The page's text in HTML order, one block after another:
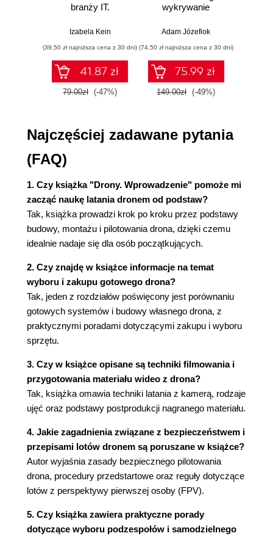
Dlaczego zdecydować się na zakup gotowego
systemu? (27)
Jeśli już ktoś sprzedaje multikopter, to chyba
działający, prawda? (28)
Gdzie szukać recenzji i porad, którym można
zaufać? (29)
Czego możesz oczekiwać uwzględniając swój
Formułowanie realistycznych oczekiwań (33)
Filmowanie kamerą GoPro (34)
Większe kamery (35)
Podsumowanie (36)
Rozdział 3. Wybór podzespołów (37)
Ile powinien mieć wirników? (38)
Redundancja a stabilność (38)
Niezbędne obliczenia (39)
Wybór płatowca (39)
Włókno węglowe a aluminium (40)
Wybór silnika (43)
Wybór modułu ESC (46)
Zasilanie multikoptera - akumulator (48)
Dostrajanie specyfikacji w celu uzyskania
Gimbale do kamery (51)
Mózg multikoptera - system sterowania (53)
Rodzaje czujników systemów sterowania
multikopterem (54)
Procesor (58)
Interfejs użytkownika (60)
branży IT.
przykłady i
Izabela Kein
(39,50 zł najniższa cena z 30 dni)
41.87 zł
79.00zł (-47%)
wykrywanie
Adam Józefiok
(74,50 zł najniższa cena z 30 dni)
75.99 zł
149.00zł (-49%)
Najczęściej zadawane pytania
(FAQ)
1. Czy książka "Drony. Wprowadzenie" pomoże mi
zacząć naukę latania dronem od podstaw?
Tak, książka prowadzi krok po kroku przez podstawy
budowy, montażu i pilotowania drona, dzięki czemu
idealnie nadaje się dla osób początkujących.
2. Czy znajdę w książce informacje na temat
wyboru i zakupu gotowego drona?
Tak, jeden z rozdziałów poświęcony jest porównaniu
gotowych systemów i budowy własnego drona, z
praktycznymi poradami dotyczącymi zakupu i wyboru
sprzętu.
3. Czy w książce opisane są techniki filmowania i
przygotowania materiału wideo z drona?
Tak, książka omawia techniki latania z kamerą, rodzaje
ujęć oraz podstawy postprodukcji nagranego materiału.
4. Jakie zagadnienia związane z bezpieczeństwem i
przepisami lotów dronem są poruszane w książce?
Autor wyjaśnia zasady bezpiecznego pilotowania
drona, procedury przedstartowe oraz reguły dotyczące
lotów z perspektywy pierwszej osoby (FPV).
5. Czy książka zawiera praktyczne porady
dotyczące wyboru podzespołów i samodzielnego